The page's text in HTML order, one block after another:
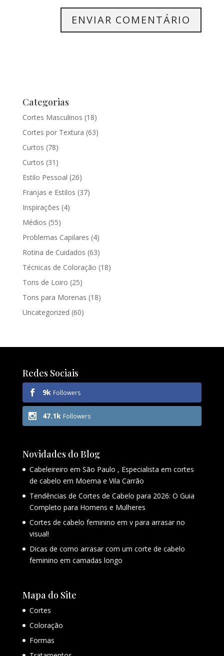
Categorias
Cortes Masculinos (18)
Cortes por Textura (63)
Curtos (78)
Curtos (31)
Estilo Pessoal (26)
Franjas e Estilos (37)
Inspirações (4)
Médios (55)
Problemas Capilares (4)
Rotina de Cuidados (63)
Técnicas de Coloração (18)
Tons de Loiro (25)
Tons para Morenas (18)
Uncategorized (60)
Redes Sociais
9k Followers
47.1k Followers
Novidades do Blog
Cabeleireiro em São Paulo , Especialista em cortes
de cabelo em Moema e Vila Carrão
Tendências de Cortes de Cabelo para 2026: O Guia
Completo para Homens e Mulheres
Cortes de cabelo feminino em v para arrasar no
visual!
Dicas de como arrasar com um corte de cabelo
feminino em camadas longo
Mapa do Site
Cortes
Coloração
Formas